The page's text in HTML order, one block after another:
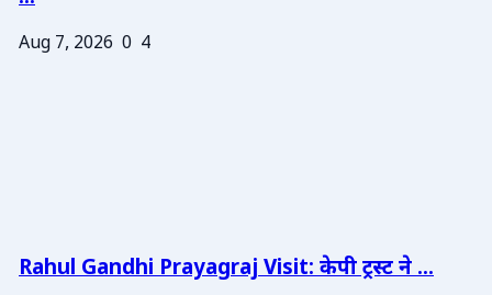
Aug 7, 2026 0 4
Rahul Gandhi Prayagraj Visit: केपी ट्रस्ट ने ...